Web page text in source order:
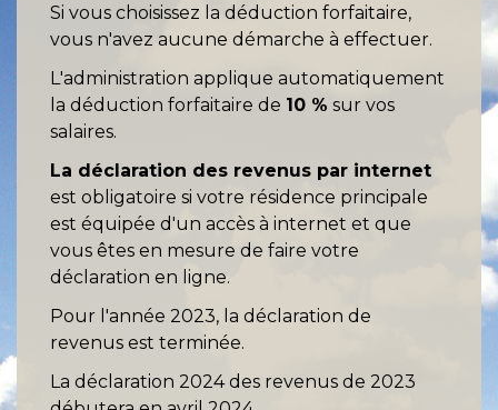
Si vous choisissez la déduction forfaitaire,
vous n'avez aucune démarche à effectuer.
L'administration applique automatiquement
la déduction forfaitaire de 10 % sur vos
salaires.
La déclaration des revenus par internet
est obligatoire si votre résidence principale
est équipée d'un accès à internet et que
vous êtes en mesure de faire votre
déclaration en ligne.
Pour l'année 2023, la déclaration de
revenus est terminée.
La déclaration 2024 des revenus de 2023